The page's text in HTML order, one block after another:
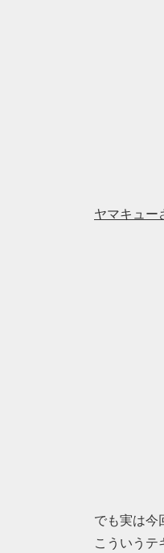
ヤマキュー
でも実は今
こういうテ